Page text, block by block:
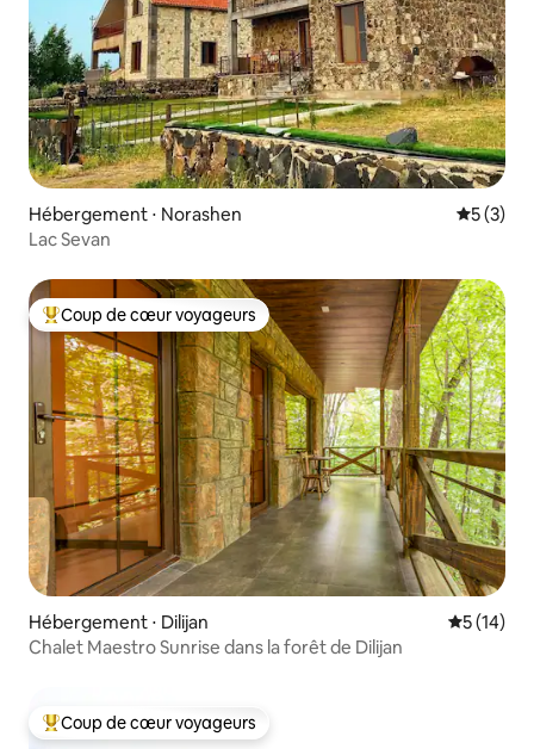
Hébergement ⋅ Norashen
5 (3)
Lac Sevan
Coups de cœur voyageurs les plus appréciés
Coup de cœur voyageurs
Hébergement ⋅ Dilijan
5 (14)
Chalet Maestro Sunrise dans la forêt de Dilijan
Coups de cœur voyageurs les plus appréciés
Coup de cœur voyageurs